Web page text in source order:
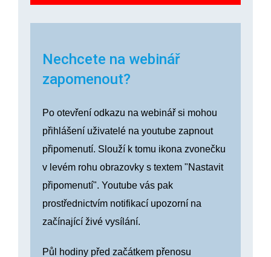
Nechcete na webinář
zapomenout?
Po otevření odkazu na webinář si mohou
přihlášení uživatelé na youtube zapnout
připomenutí. Slouží k tomu ikona zvonečku
v levém rohu obrazovky s textem "Nastavit
připomenutí". Youtube vás pak
prostřednictvím notifikací upozorní na
začínající živé vysílání.
Půl hodiny před začátkem přenosu